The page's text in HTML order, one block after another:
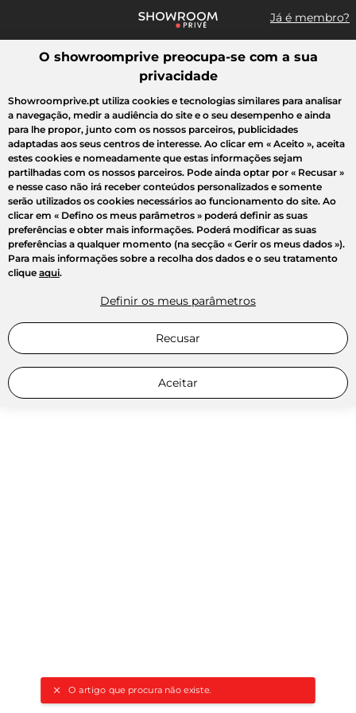
Já é membro?
Pesquisar uma marca, um artigo, uma venda...
O artigo que procura não existe.
Todas as vendas Moda Desporto Casa Criança Beleza
O showroomprive preocupa-se com a sua
privacidade
Showroomprive.pt utiliza cookies e tecnologias similares para analisar
a navegação, medir a audiência do site e o seu desempenho e ainda
para lhe propor, junto com os nossos parceiros, publicidades
adaptadas aos seus centros de interesse. Ao clicar em « Aceito », aceita
estes cookies e nomeadamente que estas informações sejam
partilhadas com os nossos parceiros. Pode ainda optar por « Recusar »
e nesse caso não irá receber conteúdos personalizados e somente
serão utilizados os cookies necessários ao funcionamento do site. Ao
clicar em « Defino os meus parâmetros » poderá definir as suas
preferências e obter mais informações. Poderá modificar as suas
preferências a qualquer momento (na secção « Gerir os meus dados »).
Para mais informações sobre a recolha dos dados e o seu tratamento
clique aqui.
Definir os meus parâmetros
Recusar
Aceitar